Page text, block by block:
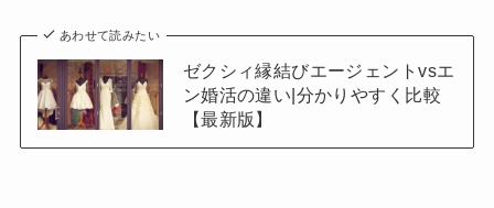
あわせて読みたい
ゼクシィ縁結びエージェントvsエ
ン婚活の違い|分かりやすく比較
【最新版】